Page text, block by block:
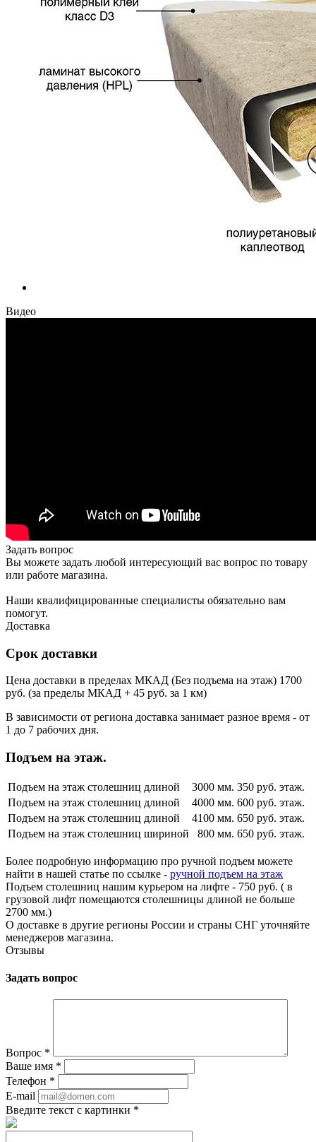
Видео
Задать вопрос
Вы можете задать любой интересующий вас вопрос по товару
или работе магазина.
Наши квалифицированные специалисты обязательно вам
помогут.
Доставка
Срок доставки
Цена доставки в пределах МКАД (Без подъема на этаж) 1700
руб. (за пределы МКАД + 45 руб. за 1 км)
В зависимости от региона доставка занимает разное время - от
1 до 7 рабочих дня.
Подъем на этаж.
Подъем на этаж столешниц длиной 3000 мм. 350 руб. этаж.
Подъем на этаж столешниц длиной
4000 мм. 600 руб. этаж.
Подъем на этаж столешниц длиной
4100 мм. 650 руб. этаж.
Подъем на этаж столешниц шириной
800 мм. 650 руб. этаж.
Более подробную информацию про ручной подъем можете
найти в нашей статье по ссылке - ручной подъем на этаж
Подъем столешниц нашим курьером на лифте - 750 руб. ( в
грузовой лифт помещаются столешницы длиной не больше
2700 мм.)
О доставке в другие регионы России и страны СНГ уточняйте
менеджеров магазина.
Отзывы
Задать вопрос
Вопрос *
Ваше имя *
Телефон *
E-mail
Введите текст с картинки *